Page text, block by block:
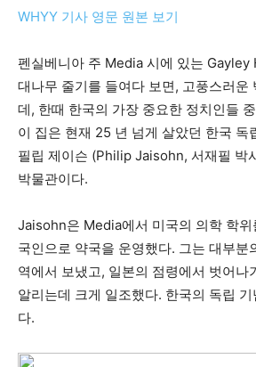
WHYY 기사 영문 원본 보기
펜실베니아 주 Media 시에 있는 Gayley
대나무 줄기를 들여다 보면, 고풍스러운
데, 한때 한국의 가장 중요한 정치인들
이 집은 현재 25 년 넘게 살았던 한국 독
필립 제이슨 (Philip Jaisohn, 서재필 박
박물관이다.
Jaisohn은 Media에서 미국의 의학 학위
국인으로 약국을 운영했다. 그는 대부분
역에서 보냈고, 일본의 점령에서 벗어나
알리는데 크게 일조했다. 한국의 독립
다.